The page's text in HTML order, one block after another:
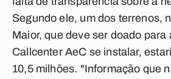
Segundo ele, um dos terrenos,
Maior, que deve ser doado para
Callcenter AeC se instalar,
10,5 milhões. "Informação que